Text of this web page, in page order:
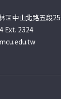
區中山北路五段
Ext. 2324